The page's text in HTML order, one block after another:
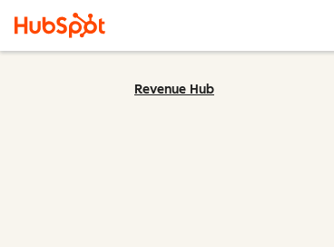
Revenue Hub